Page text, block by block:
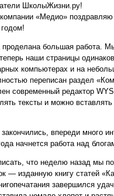
ШколыЖизни.ру!
«Медио» поздравляю
большая работа.
наши страницы
компьютерах и на
переписан раздел
современный редактор
тексты и можно
впереди много
начнется работа над
что неделю назад мы
— изданную книгу статей
завершился